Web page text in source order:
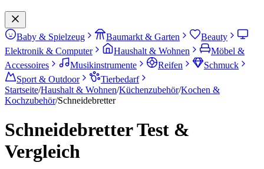
Baby & Spielzeug Baumarkt & Garten
Beauty
Elektronik & Computer
Haushalt & Wohnen
Möbel &
Accessoires
Musikinstrumente Reifen
Schmuck
Sport & Outdoor
Tierbedarf
Startseite/Haushalt & Wohnen/Küchenzubehör/Kochen &
Kochzubehör/Schneidebretter
SchneidebretterTest &
Vergleich